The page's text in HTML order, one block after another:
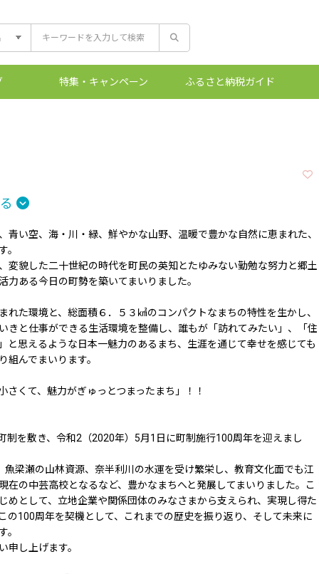
特集 ・キャンペーン ふるさと納税ガイド
青い空、海・川・緑、鮮やかな山野、温暖で豊かな自然に恵まれた、
。
変貌した二十世紀の時代を町民の英知とたゆみない勤勉な努力と郷土
力ある今日の町勢を築いてまいりました。
た環境と、総面積６．５３㎢のコンパクトなまちの特性を生かし、
きと仕事ができる生活環境を整備し、誰もが「訪れてみたい」、「住
と思えるような日本一魅力のあるまち、生涯を通じて幸せを感じても
組んでまいります。
くて、魅力がぎゅっとつまったまち」！！
を敷き、令和2（2020年）5月1日に町制施行100周年を迎えまし
梁瀬の山林資源、奈半利川の水運を受け繁栄し、教育文化面でも江
在の中芸高校となるなど、豊かなまちへと発展してまいりました。こ
めとして、立地企業や関係団体のみなさまから支えられ、実現し得た
の100周年を契機として、これまでの歴史を振り返り、そして未来に
。
し上げます。